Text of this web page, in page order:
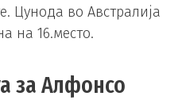
Цунода во Австралија
на 16.место.
за Алфонсо